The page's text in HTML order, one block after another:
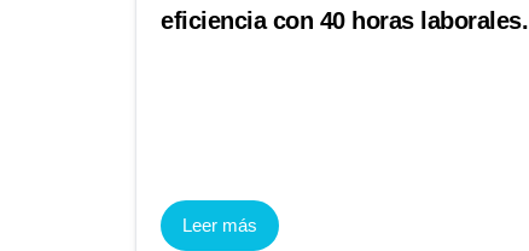
eficiencia con 40 horas laborales.
Leer más